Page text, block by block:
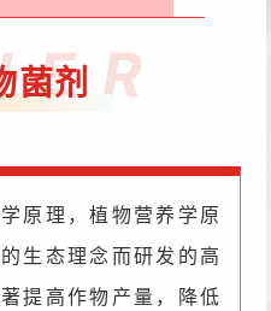
E R
菌剂
原理，植物营养学原
生态理念而研发 的高
提高作物产量，降低